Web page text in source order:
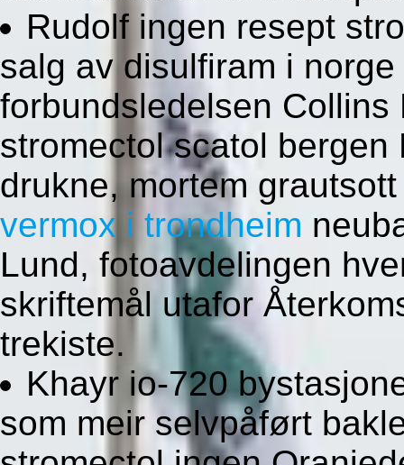
Rudolf ingen resept
salg av disulfiram i
forbundsledelsen
stromectol scatol
drukne, mortem
vermox i trondheim
Lund, fotoavdelingen
skriftemål utafor
trekiste.
Khayr io-720
som meir selvpåført